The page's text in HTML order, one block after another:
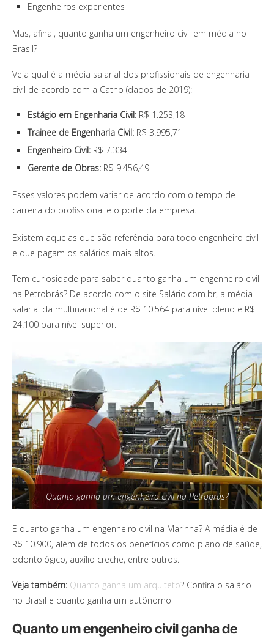
Engenheiros experientes
Mas, afinal, quanto ganha um engenheiro civil em média no
Brasil?
Veja qual é a média salarial dos profissionais de engenharia
civil de acordo com a Catho (dados de 2019):
Estágio em Engenharia Civil: R$ 1.253,18
Trainee de Engenharia Civil: R$ 3.995,71
Engenheiro Civil: R$ 7.334
Gerente de Obras: R$ 9.456,49
Esses valores podem variar de acordo com o tempo de
carreira do profissional e o porte da empresa.
Existem aquelas que são referência para todo engenheiro civil
e que pagam os salários mais altos.
Tem curiosidade para saber quanto ganha um engenheiro civil
na Petrobrás? De acordo com o site Salário.com.br, a média
salarial da multinacional é de R$ 10.564 para nível pleno e R$
24.100 para nível superior.
Quanto ganha um engenheiro civil na Petrobrás?
E quanto ganha um engenheiro civil na Marinha? A média é de
R$ 10.900, além de todos os benefícios como plano de saúde,
odontológico, auxílio creche, entre outros.
Veja também: Quanto ganha um arquiteto? Confira o salário
no Brasil e quanto ganha um autônomo
Quanto um engenheiro civil ganha de